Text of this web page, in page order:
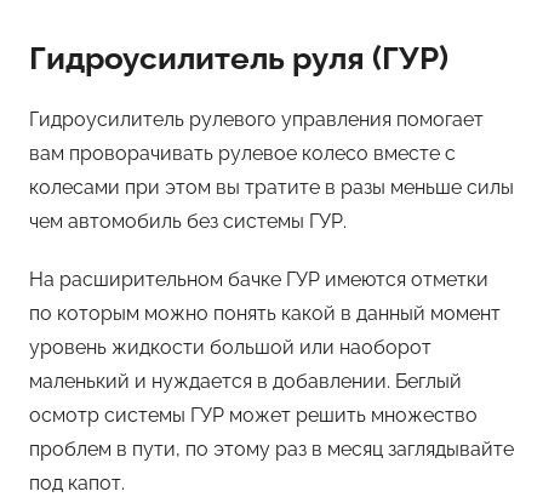
Гидроусилитель руля (ГУР)
Гидроусилитель рулевого управления помогает
вам проворачивать рулевое колесо вместе с
колесами при этом вы тратите в разы меньше силы
чем автомобиль без системы ГУР.
На расширительном бачке ГУР имеются отметки
по которым можно понять какой в данный момент
уровень жидкости большой или наоборот
маленький и нуждается в добавлении. Беглый
осмотр системы ГУР может решить множество
проблем в пути, по этому раз в месяц заглядывайте
под капот.